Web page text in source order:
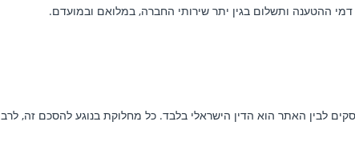
ההטענה ותשלום בגין יתר שירותי החברה, במלואם ובמועדם.
לבין האתר הוא הדין הישראלי בלבד. כל מחלוקת בנוגע להסכם זה,